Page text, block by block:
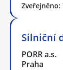
Zveřejněno:
Silniční
PORR a.s.
Praha